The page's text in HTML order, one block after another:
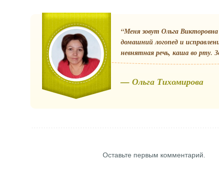
“Меня зовут Ольга
домашний логопед и
невнятная речь, каша во рту.
— Ольга Тихомирова
Оставьте первым комментарий.